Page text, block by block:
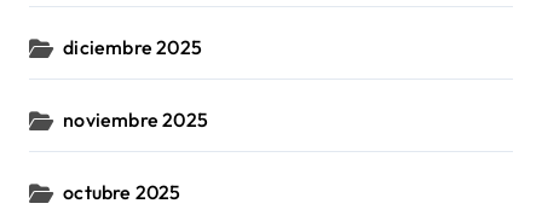
diciembre 2025
noviembre 2025
octubre 2025